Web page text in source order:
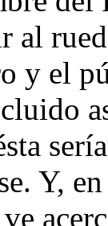
al
y el
Y,